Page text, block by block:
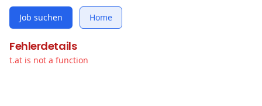
Job suchen Home
Fehlerdetails
t.at is not a function